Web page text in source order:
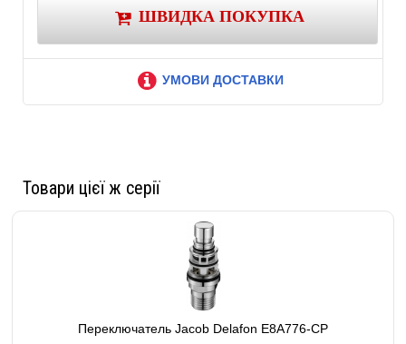
Глибина:65 мм
ШВИДКА ПОКУПКА
УМОВИ ДОСТАВКИ
Товари цієї ж серії
Переключатель Jacob Delafon E8A776-CP